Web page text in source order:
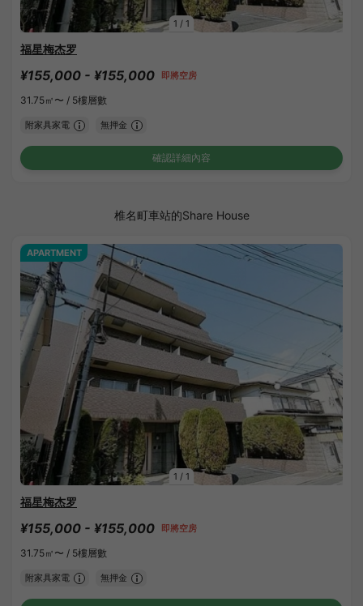
1 / 1
福星梅杰罗
¥155,000 - ¥155,000 即將空房
31.75㎡〜 / 5樓層數
附家具家電 無押金
確認詳細內容
椎名町車站的Share House
1 / 1
APARTMENT
福星梅杰罗
¥155,000 - ¥155,000 即將空房
31.75㎡〜 / 5樓層數
附家具家電 無押金